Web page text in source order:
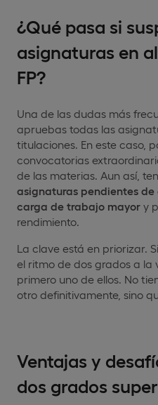
¿Qué pasa si
asignaturas en
FP?
Una de las dudas más
apruebas todas las
titulaciones. En este caso,
convocatorias
de las materias. Aun así,
asignaturas pendientes de
carga de trabajo mayor y
rendimiento.
La clave está en priorizar.
el ritmo de dos grados a
primero uno de ellos. No
otro definitivamente, sino
Ventajas y
dos grados